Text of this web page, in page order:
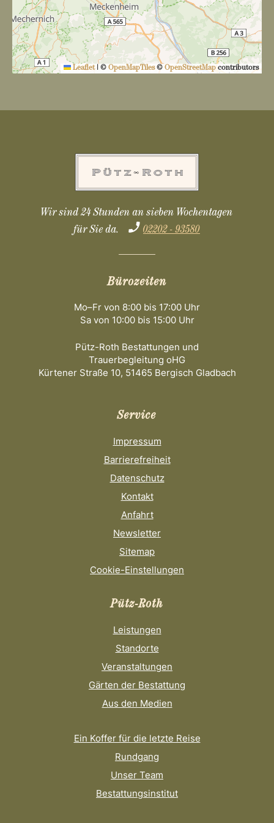
Leaflet | © OpenMapTiles© OpenStreetMap contributors
Wir sind 24 Stunden an sieben Wochentagen
für Sie da.
02202 - 93580
Bürozeiten
Mo–Fr von 8:00 bis 17:00 Uhr
Sa von 10:00 bis 15:00 Uhr
Pütz-Roth Bestattungen und
Trauerbegleitung oHG
Kürtener Straße 10, 51465 Bergisch Gladbach
Service
Impressum
Barrierefreiheit
Datenschutz
Kontakt
Anfahrt
Newsletter
Sitemap
Cookie-Einstellungen
Pütz-Roth
Leistungen
Standorte
Veranstaltungen
Gärten der Bestattung
Aus den Medien
Ein Koffer für die letzte Reise
Rundgang
Unser Team
Bestattungsinstitut